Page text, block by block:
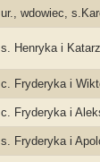
ur., wdowiec,
s. Henryka i
c. Fryderyka i
c. Fryderyka i
s. Fryderyka i